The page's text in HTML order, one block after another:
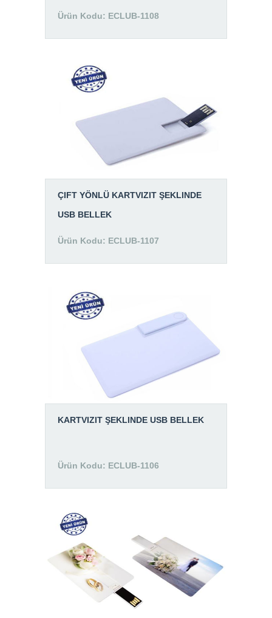
Ürün Kodu: ECLUB-1108
ÇIFT YÖNLÜ KARTVIZIT ŞEKLINDE
USB BELLEK
Ürün Kodu: ECLUB-1107
KARTVIZIT ŞEKLINDE USB BELLEK
Ürün Kodu: ECLUB-1106